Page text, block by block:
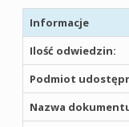
Informacje
Ilość odwiedzin:
Podmiot
Nazwa